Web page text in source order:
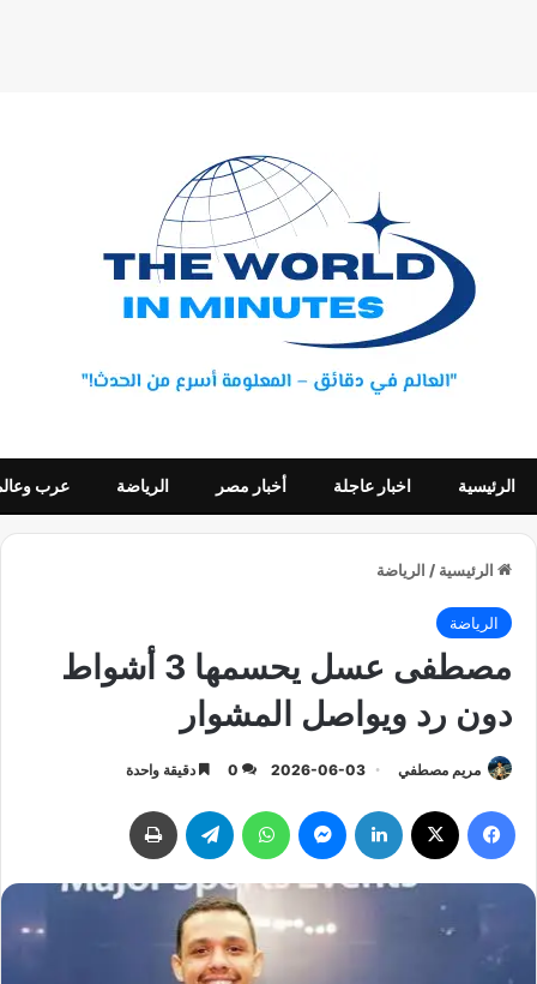
الرئيسية اخبار عاجلة أخبار مصر الرياضة عرب
الرئيسية / الرياضة
الرياضة
مصطفى عسل يحسمها 3 أشواط
دون رد ويواصل المشوار
مريم مصطفي 2026-06-03
0 دقيقة واحدة